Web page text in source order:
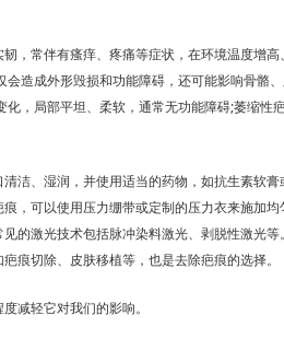
常伴有瘙痒、疼痛等症状，在环境温度增高
造成外形毁损和功能障碍，还可能影响骨骼
，局部平坦、柔软，通常无功能障碍;萎缩性
、湿润，并使用适当的药物，如抗生素软膏
，可以使用压力绷带或定制的压力衣来施加
的激光技术包括脉冲染料激光、剥脱性激光
痕切除、皮肤移植等，也是去除疤痕的选择。
减轻它对我们的影响。